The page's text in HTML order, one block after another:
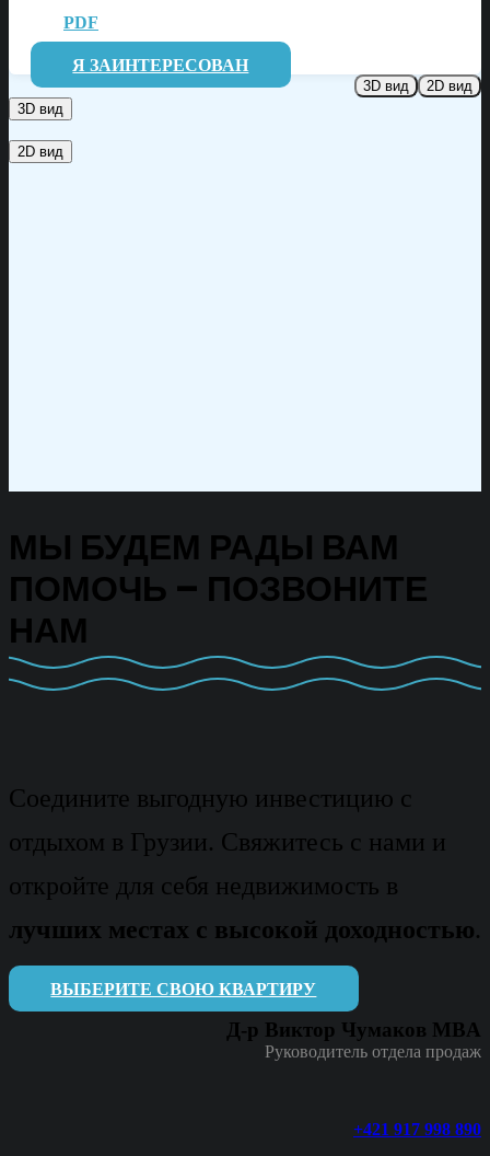
PDF
Я ЗАИНТЕРЕСОВАН
3D вид
2D вид
3D вид
2D вид
МЫ БУДЕМ РАДЫ ВАМ
ПОМОЧЬ – ПОЗВОНИТЕ
НАМ
Соедините выгодную инвестицию с
отдыхом в Грузии. Свяжитесь с нами и
откройте для себя недвижимость в
лучших местах с высокой доходностью.
ВЫБЕРИТЕ СВОЮ КВАРТИРУ
Д-р Виктор Чумаков MBA
Руководитель отдела продаж
+421 917 998 890